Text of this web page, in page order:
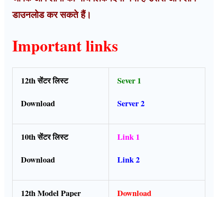
डाउनलोड कर सकते हैं।
Important links
12th सेंटर लिस्ट
Download
Sever 1
Server 2
10th सेंटर लिस्ट
Download
Link 1
Link 2
12th Model Paper Download